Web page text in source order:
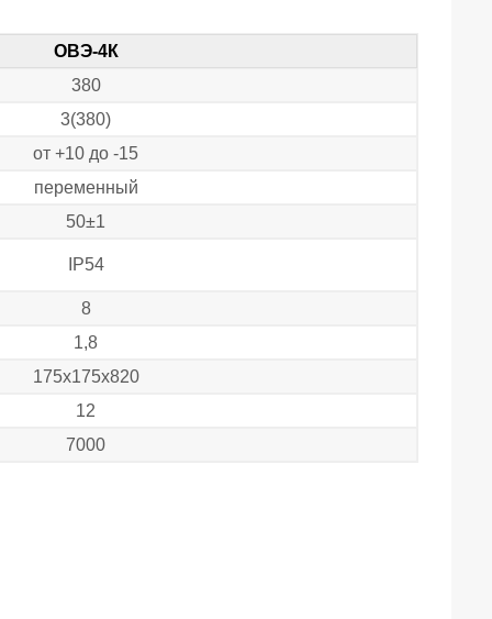
ОВЭ-4К
380
3(380)
от +10 до -15
переменный
50±1
IP54
8
1,8
175х175х820
12
7000